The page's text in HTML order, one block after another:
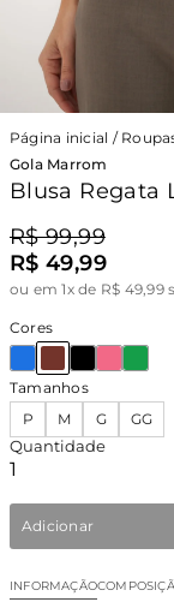
Página inicial /
Gola Marrom
Blusa Regata
R$ 99,99
R$ 49,99
ou em 1x de R$ 49,99
Cores
Tamanhos
P
M G GG
Quantidade
Adicionar
INFORMAÇÃO